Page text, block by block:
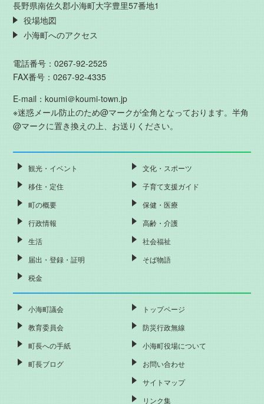
長野県南佐久郡小海町大字豊里57番地1
役場地図
小海町へのアクセス
電話番号：0267-92-2525
FAX番号：0267-92-4335
E-mail：koumi＠koumi-town.jp
※迷惑メール防止のため@マークが全角となっております。半角
@マークに置き換えの上、お送りください。
観光・イベント
移住・定住
町の概要
行政情報
生活
届出・登録・証明
税金
文化・スポーツ
子育て支援ガイド
保健・医療
高齢・介護
社会福祉
そば物語
小海町議会
教育委員会
町長への手紙
町長ブログ
トップページ
防災行政無線
小海町役場について
お問い合わせ
サイトマップ
リンク集